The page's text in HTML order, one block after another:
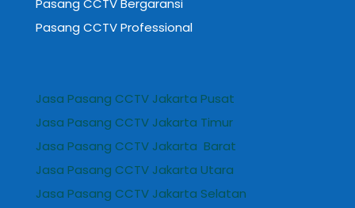
Pasang CCTV Bergaransi
Pasang CCTV Professional
Jasa Pasang CCTV Jakarta Pusat
Jasa Pasang CCTV Jakarta Timur
Jasa Pasang CCTV Jakarta Barat
Jasa Pasang CCTV Jakarta Utara
Jasa Pasang CCTV Jakarta Selatan